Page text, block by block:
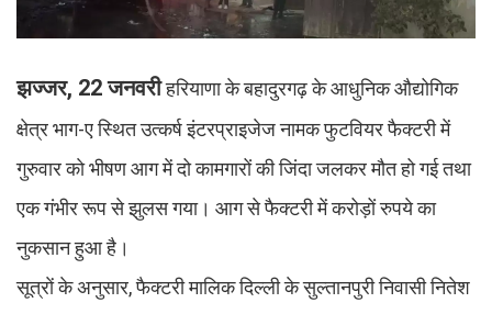
झज्जर, 22 जनवरीहरियाणा के बहादुरगढ़ के आधुनिक औद्योगिक
क्षेत्र भाग-ए स्थित उत्कर्ष इंटरप्राइजेज नामक फुटवियर फैक्टरी में
गुरुवार काे भीषण आग में दो कामगारों की जिंदा जलकर मौत हो गई तथा
एक गंभीर रूप से झुलस गया। आग से फैक्टरी में करोड़ों रुपये का
नुकसान हुआ है।
सूत्राें के अनुसार, फैक्टरी मालिक दिल्ली के सुल्तानपुरी निवासी नितेश